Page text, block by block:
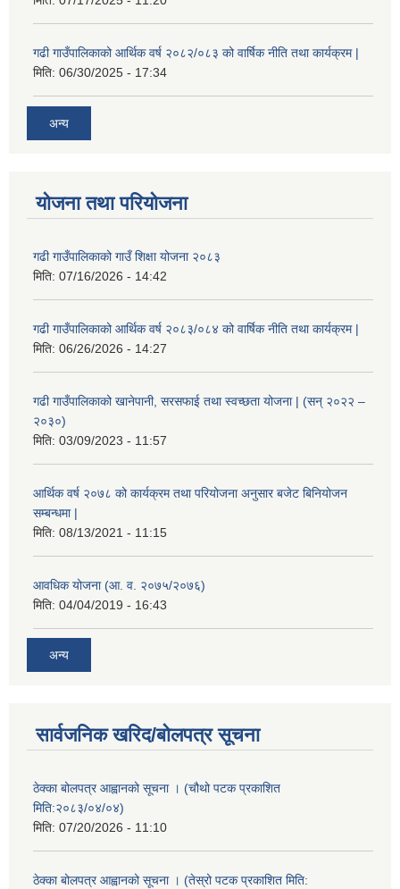
गढी गाउँपालिकाको आर्थिक वर्ष २०८२/०८३ को वार्षिक नीति तथा कार्यक्रम |
मिति: 06/30/2025 - 17:34
अन्य
योजना तथा परियोजना
गढी गाउँपालिकाको गाउँ शिक्षा योजना २०८३
मिति: 07/16/2026 - 14:42
गढी गाउँपालिकाको आर्थिक वर्ष २०८३/०८४ को वार्षिक नीति तथा कार्यक्रम |
मिति: 06/26/2026 - 14:27
गढी गाउँपालिकाको खानेपानी, सरसफाई तथा स्वच्छता योजना | (सन् २०२२ –
२०३०)
मिति: 03/09/2023 - 11:57
आर्थिक वर्ष २०७८ को कार्यक्रम तथा परियोजना अनुसार बजेट बिनियोजन
सम्बन्धमा |
मिति: 08/13/2021 - 11:15
आवधिक योजना (आ. व. २०७५/२०७६)
मिति: 04/04/2019 - 16:43
अन्य
सार्वजनिक खरिद/बोलपत्र सूचना
ठेक्का बोलपत्र आह्वानको सूचना । (चौथो पटक प्रकाशित
मिति:२०८३/०४/०४)
मिति: 07/20/2026 - 11:10
ठेक्का बोलपत्र आह्वानको सूचना । (तेस्रो पटक प्रकाशित मिति: